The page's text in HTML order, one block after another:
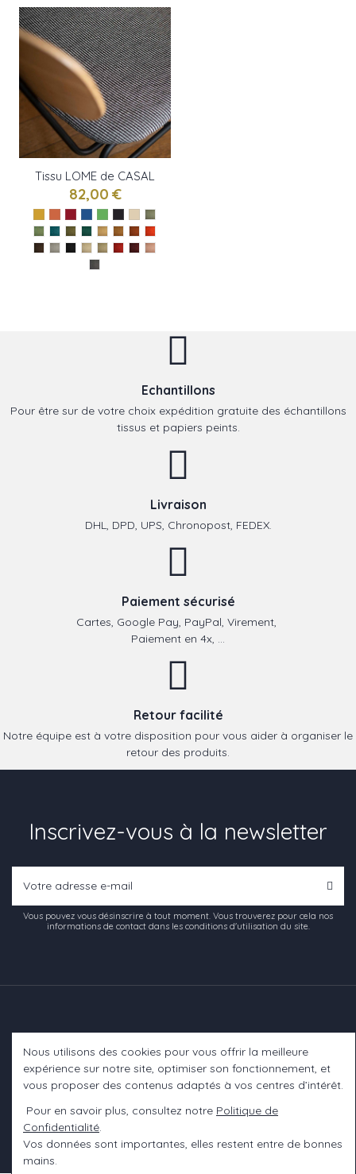
Tissu LOME de CASAL
82,00 €
Echantillons
Pour être sur de votre choix expédition gratuite des échantillons
tissus et papiers peints.
Livraison
DHL, DPD, UPS, Chronopost, FEDEX.
Paiement sécurisé
Cartes, Google Pay, PayPal, Virement,
Paiement en 4x, ...
Retour facilité
Notre équipe est à votre disposition pour vous aider à organiser le
retour des produits.
Inscrivez-vous à la newsletter
Vous pouvez vous désinscrire à tout moment. Vous trouverez pour cela nos
informations de contact dans les conditions d'utilisation du site.
Informations
Contact us
Nous utilisons des cookies pour vous offrir la meilleure
expérience sur notre site, optimiser son fonctionnement, et
vous proposer des contenus adaptés à vos centres d’intérêt.
Pour en savoir plus, consultez notre Politique de
Confidentialité.
Vos données sont importantes, elles restent entre de bonnes
mains.